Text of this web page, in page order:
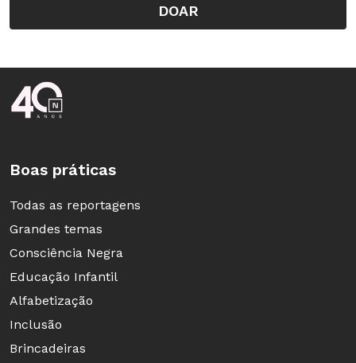
palavras conhecidas, como por exemplo, o
as escolhas?
DOAR
Rodapé da Nova Escola
Boas práticas
Todas as reportagens
Grandes temas
Consciência Negra
Educação Infantil
Alfabetização
Inclusão
Brincadeiras